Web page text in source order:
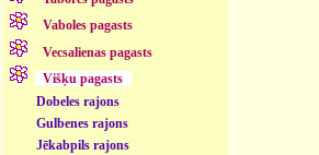
Vaboles pagasts
Vecsalienas pagasts
Višķu pagasts
Dobeles rajons
Gulbenes rajons
Jēkabpils rajons